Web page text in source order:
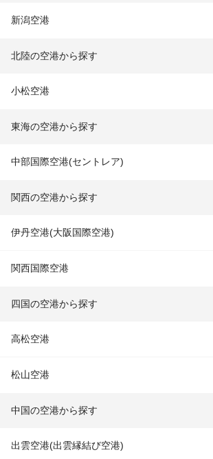
新潟空港
北陸の空港から探す
小松空港
東海の空港から探す
中部国際空港(セントレア)
関西の空港から探す
伊丹空港(大阪国際空港)
関西国際空港
四国の空港から探す
高松空港
松山空港
中国の空港から探す
出雲空港(出雲縁結び空港)